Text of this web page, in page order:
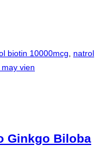
biotin 10000mcg
natrol
vien
Ginkgo Biloba